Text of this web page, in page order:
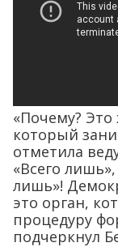
«Почему?
который
отметила
«Всего
лишь»!
это орган,
процедуру
подчеркнул